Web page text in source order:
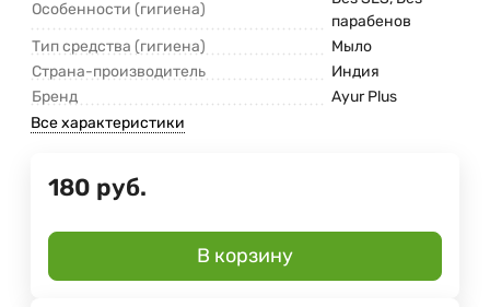
Особенности (гигиена)
парабенов
Тип средства (гигиена)
Мыло
Страна-производитель
Индия
Бренд
Ayur Plus
Все характеристики
180 руб.
В корзину